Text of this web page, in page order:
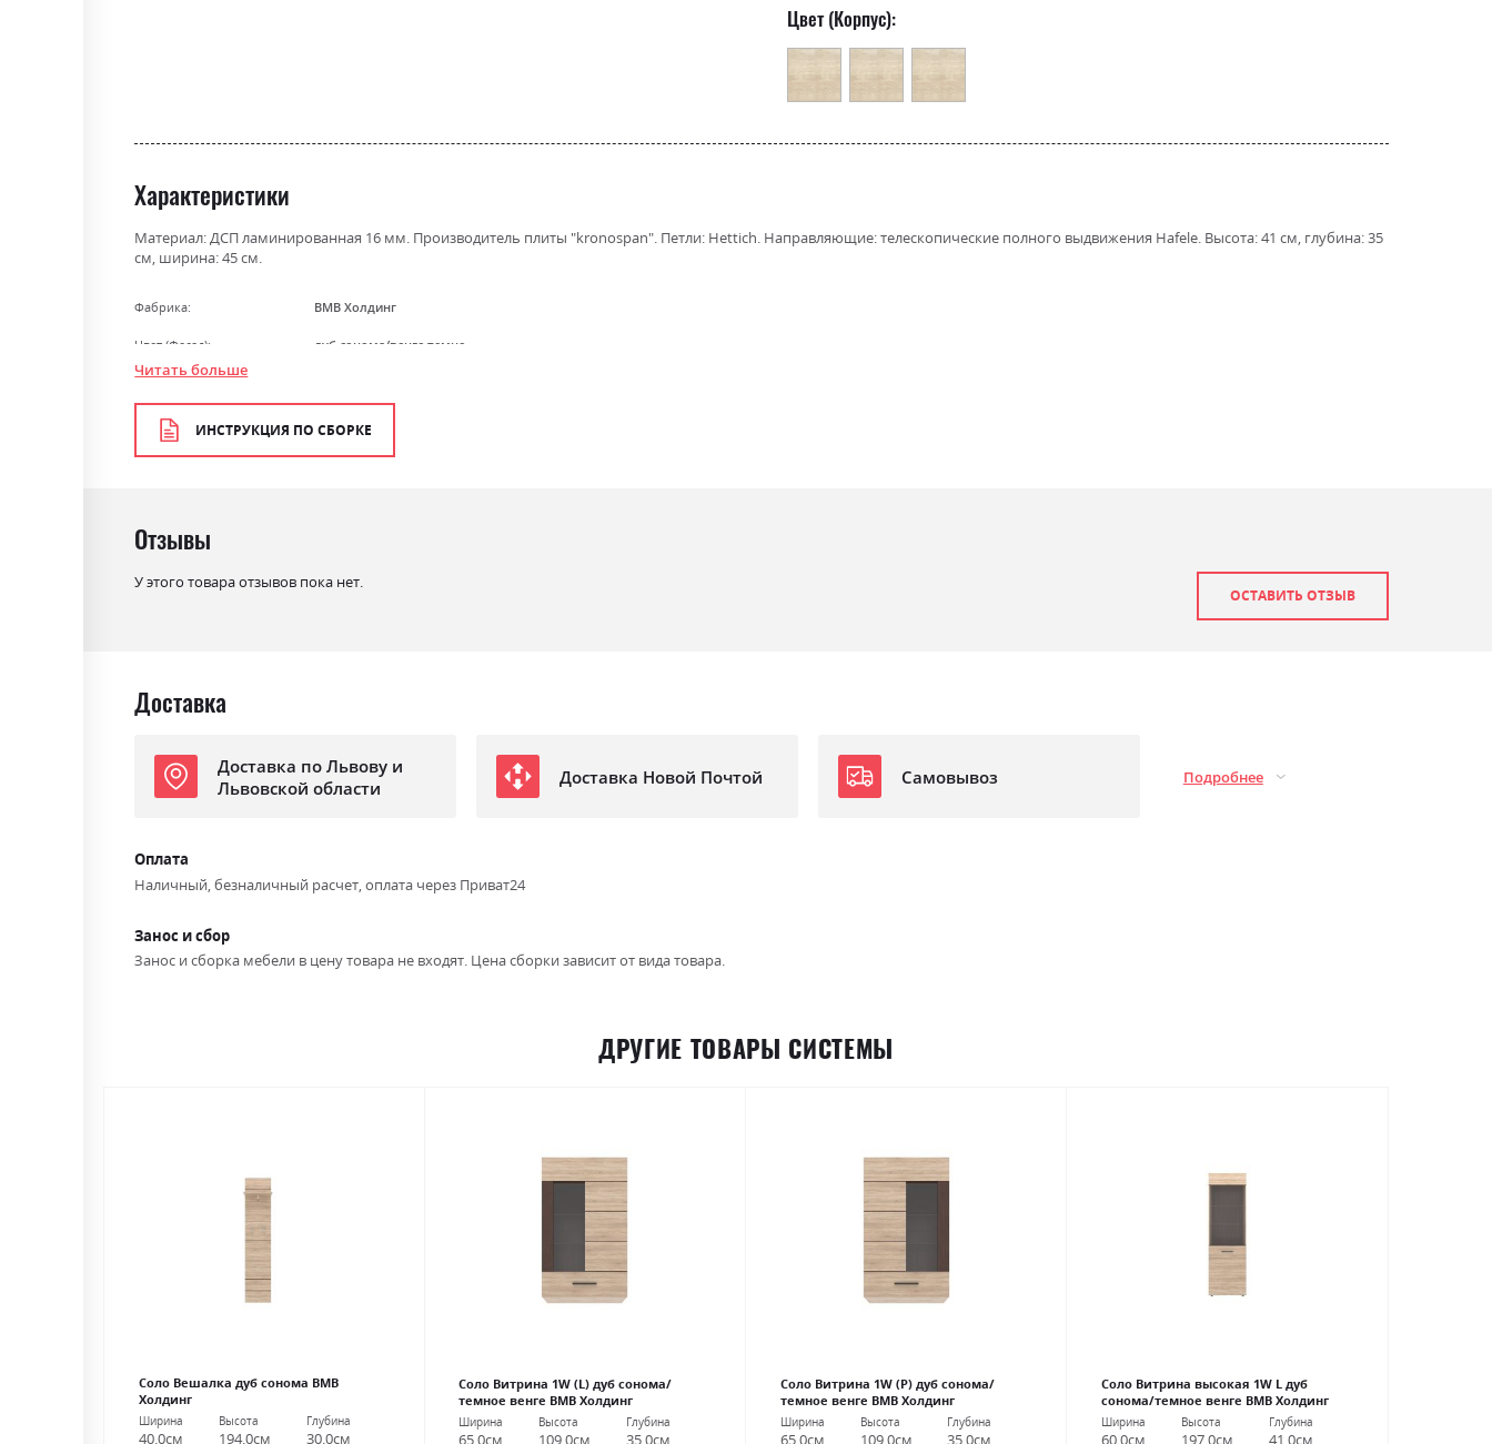
Цвет (Корпус):
Характеристики
Материал: ДСП ламинированная 16 мм. Производитель плиты "kronospan". Петли: Hettich. Направляющие: телескопические полного выдвижения Hafele. Высота: 41 см, глубина: 35
см, ширина: 45 см.
Фабрика: ВМВ Холдинг
Цвет (Фасад): дуб сонома/венге темне
Цвет (Корпус):
Цвет материала
Стиль мінімалізм, модерн
Читать больше
ИНСТРУКЦИЯ ПО СБОРКЕ
Отзывы
У этого товара отзывов пока нет.
ОСТАВИТЬ ОТЗЫВ
Доставка
Доставка по Львову и
Львовской области
Доставка Новой Почтой Самовывоз Подробнее
Оплата
Наличный, безналичный расчет, оплата через Приват24
Занос и сбор
Занос и сборка мебели в цену товара не входят. Цена сборки зависит от вида товара.
ДРУГИЕ ТОВАРЫ СИСТЕМЫ
Соло Вешалка дуб сонома ВМВ
Холдинг
Ширина
40.0см
Высота
194.0см
Глубина
30.0см
Соло Витрина 1W (L) дуб сонома/
темное венге ВМВ Холдинг
Ширина
65.0см
Высота
109.0см
Глубина
35.0см
Соло Витрина 1W (P) дуб сонома/
темное венге ВМВ Холдинг
Ширина
65.0см
Высота
109.0см
Глубина
35.0см
Соло Витрина высокая 1W L дуб
сонома/темное венге ВМВ Холдинг
Ширина
60.0см
Высота
197.0см
Глубина
41.0см